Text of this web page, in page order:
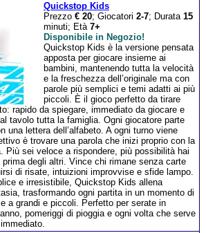
Quickstop Kids
Prezzo € 20; Giocatori 2-7; Durata 15
minuti; Età 7+
Disponibile in Negozio!
Quickstop Kids è la versione pensata
apposta per giocare insieme ai
bambini, mantenendo tutta la velocità
e la freschezza dell’originale ma con
parole più semplici e temi adatti ai più
piccoli. È il gioco perfetto da tirare
rapido da spiegare, immediato da giocare e
tavolo tutta la famiglia. Ogni giocatore parte
una lettera dell’alfabeto. A ogni turno viene
è trovare una parola che inizi proprio con la
Più sei veloce a rispondere, più possibilità hai
degli altri. Vince chi rimane senza carte
di risate, intuizioni improvvise e sfide lampo.
e irresistibile, Quickstop Kids allena
trasformando ogni partita in un momento di
a grandi e piccoli. Perfetto per serate in
pomeriggi di pioggia e ogni volta che serve